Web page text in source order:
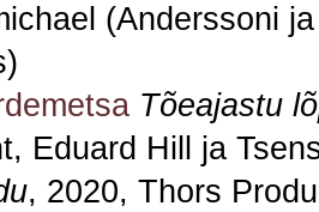
(Anderssoni
Tõeajastu
Eduard Hill ja
, 2020, Thors